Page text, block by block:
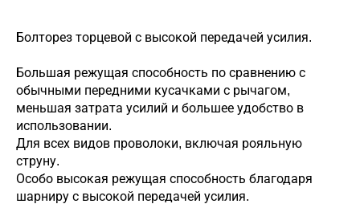
Болторез торцевой с высокой передачей усилия.
Большая режущая способность по сравнению с
обычными передними кусачками с рычагом,
меньшая затрата усилий и большее удобство в
использовании.
Для всех видов проволоки, включая рояльную
струну.
Особо высокая режущая способность благодаря
шарниру с высокой передачей усилия.